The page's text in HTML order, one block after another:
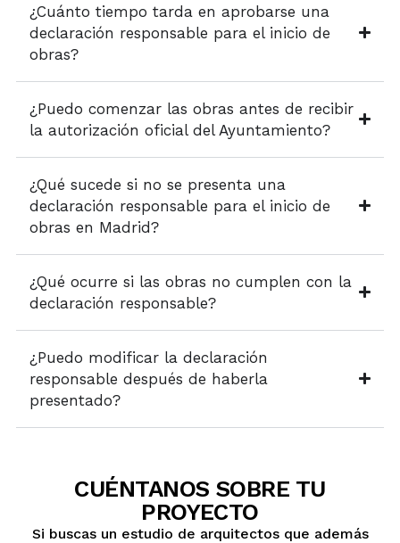
¿Cuánto tiempo tarda en aprobarse una
declaración responsable para el inicio de
obras?
¿Puedo comenzar las obras antes de recibir
la autorización oficial del Ayuntamiento?
¿Qué sucede si no se presenta una
declaración responsable para el inicio de
obras en Madrid?
¿Qué ocurre si las obras no cumplen con la
declaración responsable?
¿Puedo modificar la declaración
responsable después de haberla
presentado?
CUÉNTANOS SOBRE TU
PROYECTO
Si buscas un estudio de arquitectos que además